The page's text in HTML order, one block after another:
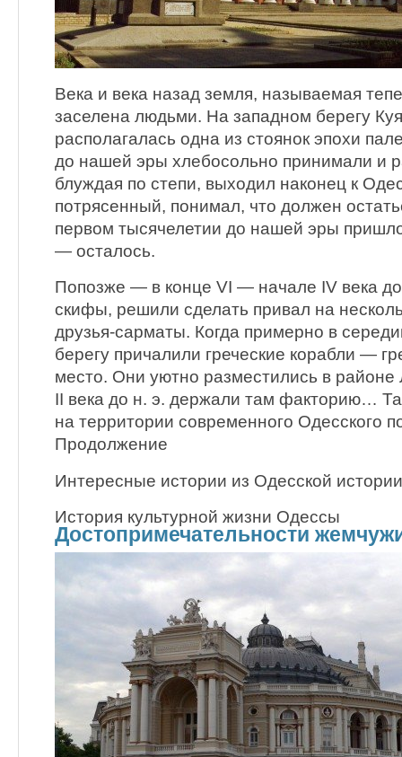
Века и века назад земля, называемая
заселена людьми. На западном берегу
располагалась одна из стоянок эпохи
до нашей эры хлебосольно принимали и
блуждая по степи, выходил наконец к
потрясенный, понимал, что должен
первом тысячелетии до нашей эры
— осталось.
Попозже — в конце VI — начале IV века
скифы, решили сделать привал на
друзья-сарматы. Когда примерно в
берегу причалили греческие корабли —
место. Они уютно разместились в районе
II века до н. э. держали там факторию…
на территории современного Одесского
Продолжение
Интересные истории из Одесской истории
История культурной жизни Одессы
Достопримечательности